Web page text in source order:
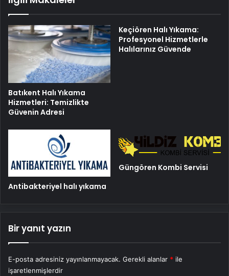
Batıkent Halı Yıkama
Hizmetleri: Temizlikte
Güvenin Adresi
Keçiören Halı Yıkama:
Profesyonel Hizmetlerle
Halılarınız Güvende
Antibakteriyel halı yıkama
Güngören Kombi Servisi
Bir yanıt yazın
E-posta adresiniz yayınlanmayacak. Gerekli alanlar * ile
işaretlenmişlerdir